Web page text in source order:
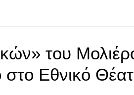
του
Εθνικό